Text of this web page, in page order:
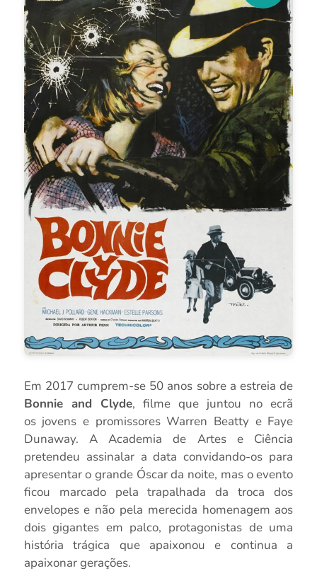
Em 2017 cumprem-se 50 anos sobre a estreia de
Bonnie and Clyde, filme que juntou no ecrã
os jovens e promissores Warren Beatty e Faye
Dunaway. A Academia de Artes e Ciência
pretendeu assinalar a data convidando-os para
apresentar o grande Óscar da noite, mas o evento
ficou marcado pela trapalhada da troca dos
envelopes e não pela merecida homenagem aos
dois gigantes em palco, protagonistas de uma
história trágica que apaixonou e continua a
apaixonar gerações.